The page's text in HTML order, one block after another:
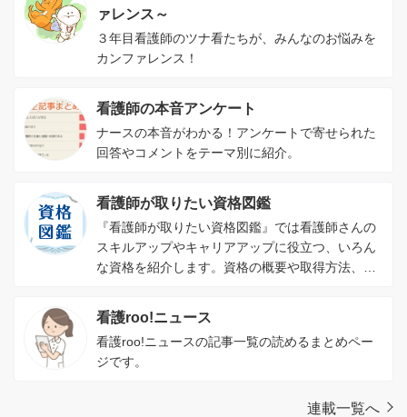
ァレンス～
３年目看護師のツナ看たちが、みんなのお悩みを
カンファレンス！
看護師の本音アンケート
ナースの本音がわかる！アンケートで寄せられた
回答やコメントをテーマ別に紹介。
看護師が取りたい資格図鑑
『看護師が取りたい資格図鑑』では看護師さんの
スキルアップやキャリアアップに役立つ、いろん
な資格を紹介します。資格の概要や取得方法、資
看護roo!ニュース
看護roo!ニュースの記事一覧の読めるまとめペー
ジです。
連載一覧へ